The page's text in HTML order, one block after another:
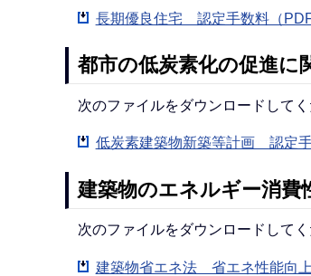
長期優良住宅 認定手数料（PDF
都市の低炭素化の促進に
次のファイルをダウンロードしてく
低炭素建築物新築等計画 認定手
建築物のエネルギー消費
次のファイルをダウンロードしてく
建築物省エネ法 省エネ性能向